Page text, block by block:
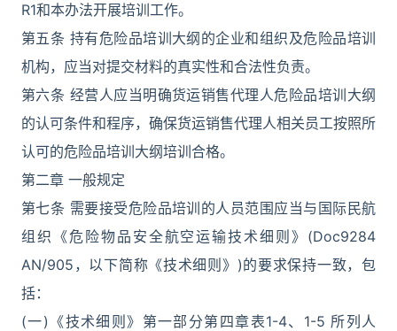
R1和本办法开展培训工作。
第五条 持有危险品培训大纲的企业和组织及危险品培训
机构，应当对提交材料的真实性和合法性负责。
第六条 经营人应当明确货运销售代理人危险品培训大纲
的认可条件和程序，确保货运销售代理人相关员工按照所
认可的危险品培训大纲培训合格。
第二章 一般规定
第七条 需要接受危险品培训的人员范围应当与国际民航
组织《危险物品安全航空运输技术细则》(Doc9284
AN/905，以下简称《技术细则》)的要求保持一致，包
括：
(一)《技术细则》第一部分第四章表1-4、1-5 所列人